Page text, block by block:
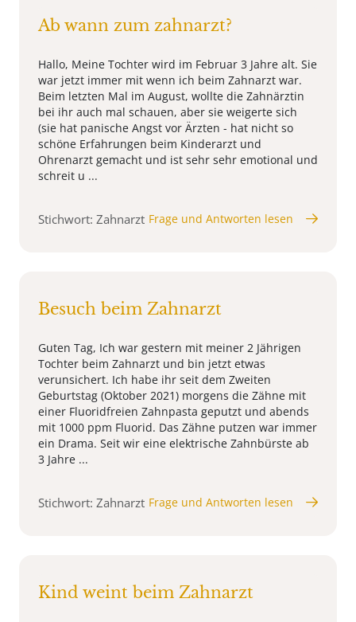
Ab wann zum zahnarzt?
Hallo, Meine Tochter wird im Februar 3 Jahre alt. Sie
war jetzt immer mit wenn ich beim Zahnarzt war.
Beim letzten Mal im August, wollte die Zahnärztin
bei ihr auch mal schauen, aber sie weigerte sich
(sie hat panische Angst vor Ärzten - hat nicht so
schöne Erfahrungen beim Kinderarzt und
Ohrenarzt gemacht und ist sehr sehr emotional und
schreit u ...
Stichwort: Zahnarzt Frage und Antworten lesen
Besuch beim Zahnarzt
Guten Tag, Ich war gestern mit meiner 2 Jährigen
Tochter beim Zahnarzt und bin jetzt etwas
verunsichert. Ich habe ihr seit dem Zweiten
Geburtstag (Oktober 2021) morgens die Zähne mit
einer Fluoridfreien Zahnpasta geputzt und abends
mit 1000 ppm Fluorid. Das Zähne putzen war immer
ein Drama. Seit wir eine elektrische Zahnbürste ab
3 Jahre ...
Stichwort: Zahnarzt Frage und Antworten lesen
Kind weint beim Zahnarzt